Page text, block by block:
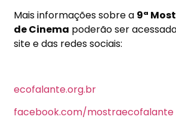
Mais informações sobre a 9ª
de Cinema poderão ser
site e das redes sociais:
ecofalante.org.br
facebook.com/mostraecofalante